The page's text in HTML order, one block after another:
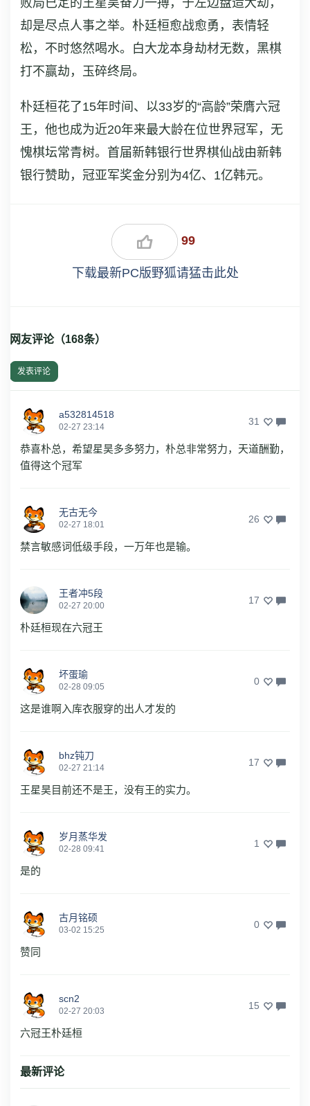
败局已定的王星昊奋力一搏，于左边盘造大劫，
却是尽点人事之举。朴廷桓愈战愈勇，表情轻
松，不时悠然喝水。白大龙本身劫材无数，黑棋
打不赢劫，玉碎终局。
朴廷桓花了15年时间、以33岁的“高龄”荣膺六冠
王，他也成为近20年来最大龄在位世界冠军，无
愧棋坛常青树。首届新韩银行世界棋仙战由新韩
银行赞助，冠亚军奖金分别为4亿、1亿韩元。
99
下载最新PC版野狐请猛击此处
网友评论（168条）
发表评论
a532814518
02-27 23:14 31
恭喜朴总，希望星昊多多努力，朴总非常努力，天道酬勤，
值得这个冠军
无古无今
02-27 18:01 26
禁言敏感词低级手段，一万年也是输。
王者冲5段
02-27 20:00 17
朴廷桓现在六冠王
坏蛋瑜
02-28 09:05 0
这是谁啊入库衣服穿的出人才发的
bhz钝刀
02-27 21:14 17
王星昊目前还不是王，没有王的实力。
岁月蒸华发
02-28 09:41 1
是的
古月铭硕
03-02 15:25 0
赞同
scn2
02-27 20:03 15
六冠王朴廷桓
最新评论